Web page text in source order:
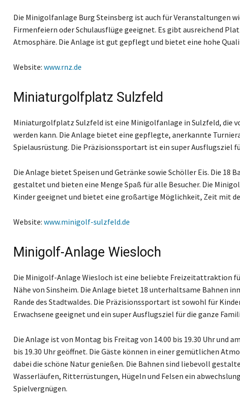
Die Minigolfanlage Burg Steinsberg ist auch für Veranstaltungen
Firmenfeiern oder Schulausflüge geeignet. Es gibt ausreichend
Atmosphäre. Die Anlage ist gut gepflegt und bietet eine hohe
Website: www.rnz.de
Miniaturgolfplatz Sulzfeld
Miniaturgolfplatz Sulzfeld ist eine Minigolfanlage in Sulzfeld, die
werden kann. Die Anlage bietet eine gepflegte, anerkannte
Spielausrüstung. Die Präzisionssportart ist ein super Ausflugsziel
Die Anlage bietet Speisen und Getränke sowie Schöller Eis. Die 18
gestaltet und bieten eine Menge Spaß für alle Besucher. Die
Kinder geeignet und bietet eine großartige Möglichkeit, Zeit mit
Website: www.minigolf-sulzfeld.de
Minigolf-Anlage Wiesloch
Die Minigolf-Anlage Wiesloch ist eine beliebte Freizeitattraktion
Nähe von Sinsheim. Die Anlage bietet 18 unterhaltsame Bahnen
Rande des Stadtwaldes. Die Präzisionssportart ist sowohl für
Erwachsene geeignet und ein super Ausflugsziel für die ganze
Die Anlage ist von Montag bis Freitag von 14.00 bis 19.30 Uhr und
bis 19.30 Uhr geöffnet. Die Gäste können in einer gemütlichen
dabei die schöne Natur genießen. Die Bahnen sind liebevoll
Wasserläufen, Ritterrüstungen, Hügeln und Felsen ein
Spielvergnügen.